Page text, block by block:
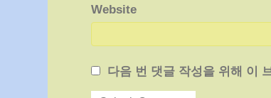
Website
다음 번 댓글 작성을 위해 이